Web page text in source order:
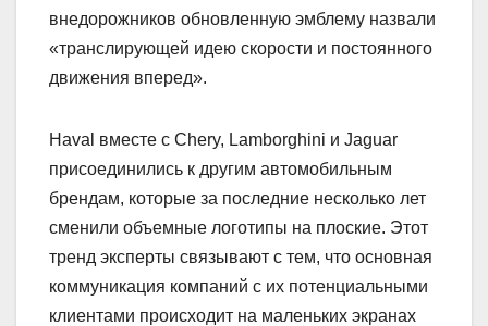
внедорожников обновленную эмблему назвали
«транслирующей идею скорости и постоянного
движения вперед».
Haval вместе с Chery, Lamborghini и Jaguar
присоединились к другим автомобильным
брендам, которые за последние несколько лет
сменили объемные логотипы на плоские. Этот
тренд эксперты связывают с тем, что основная
коммуникация компаний с их потенциальными
клиентами происходит на маленьких экранах